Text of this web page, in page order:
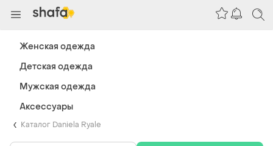
Каталог Daniela Ryale
Женская одежда
Детская одежда
Мужская одежда
Аксессуары